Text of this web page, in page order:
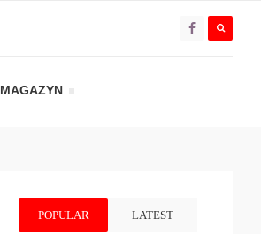
MAGAZYN
POPULAR LATEST